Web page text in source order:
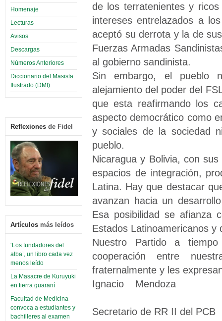
Homenaje
Lecturas
Avisos
Descargas
Números Anteriores
Diccionario del Masista
Ilustrado (DMI)
Reflexiones de Fidel
Artículos más leídos
‘Los fundadores del
alba’, un libro cada vez
menos leído
La Masacre de Kuruyuki
en tierra guaraní
Facultad de Medicina
convoca a estudiantes y
bachilleres al examen
de los terratenientes y
intereses entrelazados a
aceptó su derrota y la de
Fuerzas Armadas
al gobierno sandinista.
Sin embargo, el pueblo
alejamiento del poder del
que esta reafirmando los
aspecto democrático como
y sociales de la sociedad
pueblo.
Nicaragua y Bolivia, con
espacios de integración,
Latina. Hay que destacar
avanzan hacia un
Esa posibilidad se afianza
Estados Latinoamericanos y
Nuestro Partido a
cooperación entre
fraternalmente y les
Ignacio Mendoza
Secretario de RR II del PCB